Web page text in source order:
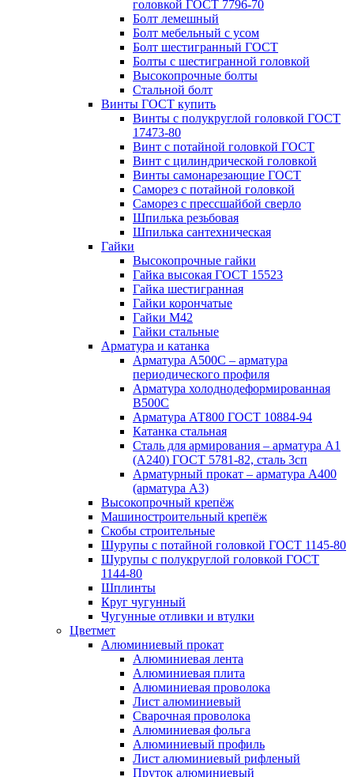
головкой ГОСТ 7796-70
Болт лемешный
Болт мебельный с усом
Болт шестигранный ГОСТ
Болты с шестигранной головкой
Высокопрочные болты
Стальной болт
Винты ГОСТ купить
Винты с полукруглой головкой ГОСТ
17473-80
Винт с потайной головкой ГОСТ
Винт с цилиндрической головкой
Винты самонарезающие ГОСТ
Саморез с потайной головкой
Саморез с прессшайбой сверло
Шпилька резьбовая
Шпилька сантехническая
Гайки
Высокопрочные гайки
Гайка высокая ГОСТ 15523
Гайка шестигранная
Гайки корончатые
Гайки М42
Гайки стальные
Арматура и катанка
Арматура А500С – арматура
периодического профиля
Арматура холоднодеформированная
В500С
Арматура АТ800 ГОСТ 10884-94
Катанка стальная
Сталь для армирования – арматура А1
(А240) ГОСТ 5781-82, сталь 3сп
Арматурный прокат – арматура А400
(арматура А3)
Высокопрочный крепёж
Машиностроительный крепёж
Скобы строительные
Шурупы с потайной головкой ГОСТ 1145-80
Шурупы с полукруглой головкой ГОСТ
1144-80
Шплинты
Круг чугунный
Чугунные отливки и втулки
Цветмет
Алюминиевый прокат
Алюминиевая лента
Алюминиевая плита
Алюминиевая проволока
Лист алюминиевый
Сварочная проволока
Алюминиевая фольга
Алюминиевый профиль
Лист алюминиевый рифленый
Пруток алюминиевый